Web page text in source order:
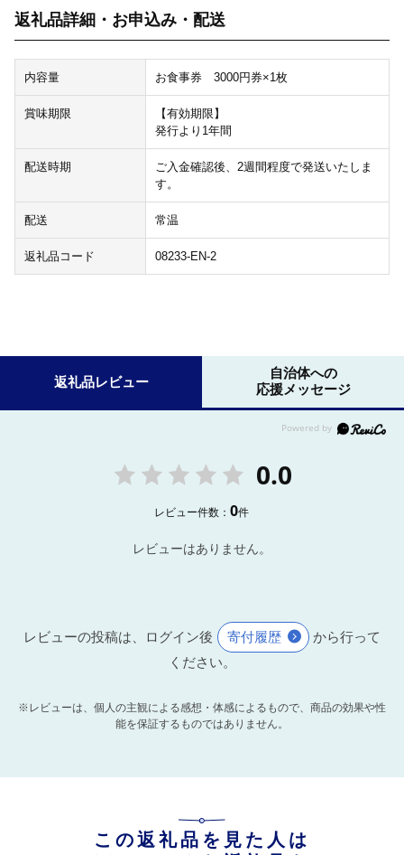
返礼品詳細・お申込み・配送
内容量 お食事券 3000円券×1枚
賞味期限
【有効期限】
発行より1年間
配送時期
ご入金確認後、2週間程度で発送いたしま
す。
配送 常温
返礼品コード 08233-EN-2
返礼品レビュー
自治体への
応援メッセージ
0.0
レビュー件数：0件
レビューはありません。
レビューの投稿は、ログイン後 寄付履歴
から行って
ください。
※レビューは、個人の主観による感想・体感によるもので、商品の効果や性
能を保証するものではありません。
この返礼品を見た人は